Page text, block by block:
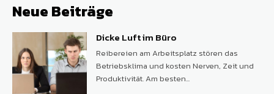
Neue Beiträge
Dicke Luft im Büro
Reibereien am Arbeitsplatz stören das
Betriebsklima und kosten Nerven, Zeit und
Produktivität. Am besten...